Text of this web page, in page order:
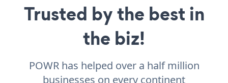
Trusted by the best in
the biz!
POWR has helped over a half million
businesses on every continent